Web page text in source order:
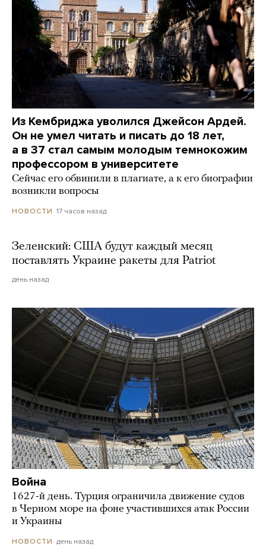
Из Кембриджа уволился Джейсон Ардей.
Он не умел читать и писать до 18 лет,
а в 37 стал самым молодым темнокожим
профессором в университете
Сейчас его обвинили в плагиате, а к его биографии
возникли вопросы
НОВОСТИ 17 часов назад
Зеленский: США будут каждый месяц
поставлять Украине ракеты для Patriot
день назад
Война
1627-й день. Турция ограничила движение судов
в Черном море на фоне участившихся атак России
и Украины
НОВОСТИ день назад